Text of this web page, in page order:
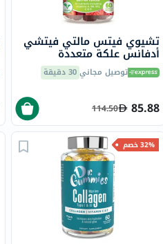
تشيوي فيتس مالتي فيتشي
أدفانس علكة متعددة
الفيتامينات للبالغين بنكهة
التوت، حزمة من 60
توصيل مجاني30 دقيقة
85.88
114.50
32% خصم